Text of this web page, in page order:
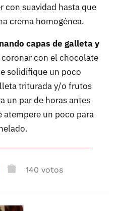
con suavidad hasta que
crema homogénea.
capas de galleta y
con el chocolate
solidifique un poco
triturada y/o frutos
un par de horas antes
atempere un poco para
140 votos